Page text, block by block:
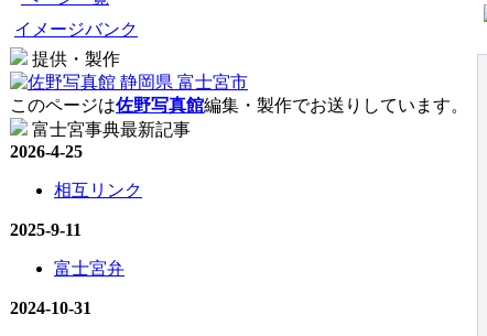
イメージバンク
提供・製作
このページは佐野写真館編集・製作でお送りしています。
富士宮事典最新記事
2026-4-25
相互リンク
2025-9-11
富士宮弁
2024-10-31